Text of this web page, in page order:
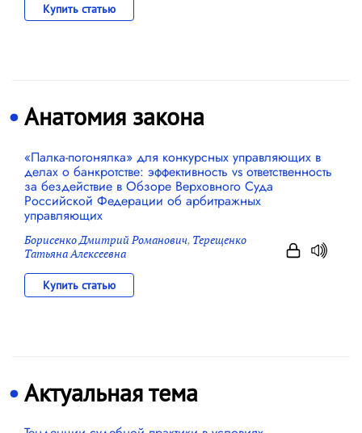
Купить статью
Анатомия закона
«Палка-погонялка» для конкурсных управляющих в
делах о банкротстве: эффективность vs ответственность
за бездействие в Обзоре Верховного Суда
Российской Федерации об арбитражных
управляющих
Борисенко Дмитрий Романович, Терещенко
Татьяна Алексеевна
Купить статью
Актуальная тема